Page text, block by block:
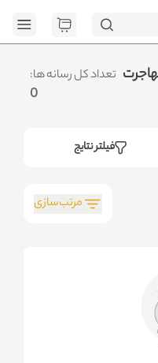
تعداد کل رسانه ها:
0
فیلتر نتایج
مرتب‌سازی
.متوجه شدم